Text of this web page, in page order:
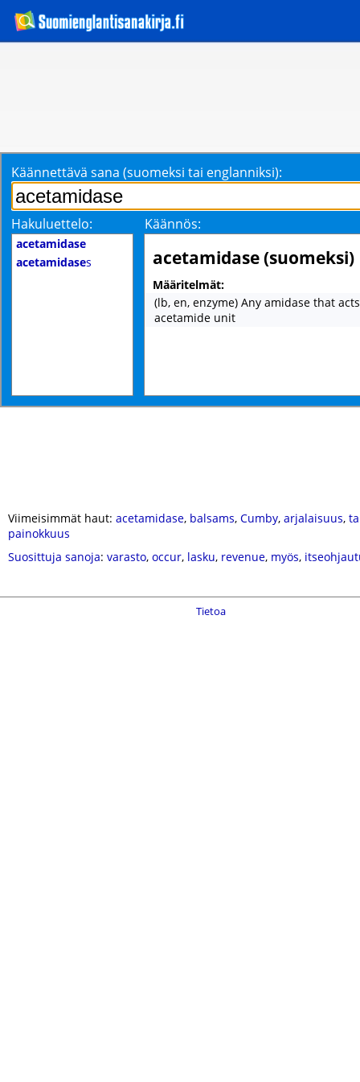
Käännettävä sana (suomeksi tai englanniksi):
Hakuluettelo: Käännös:
acetamidase
acetamidases acetamidase (suomeksi)
Määritelmät:
(lb, en, enzyme) Any amidase that
acetamide unit
Viimeisimmät haut: acetamidase, balsams, Cumby, arjalaisuus,
painokkuus
Suosittuja sanoja: varasto, occur, lasku, revenue, myös,
Tietoa